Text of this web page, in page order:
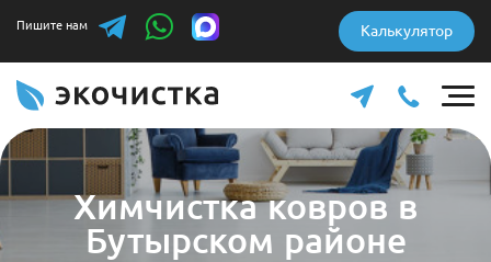
Пишите нам Калькулятор
Химчистка ковров в
Бутырском районе